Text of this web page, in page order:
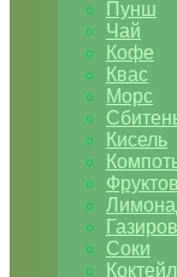
Пунш
Чай
Кофе
Квас
Морс
Кисель
Соки